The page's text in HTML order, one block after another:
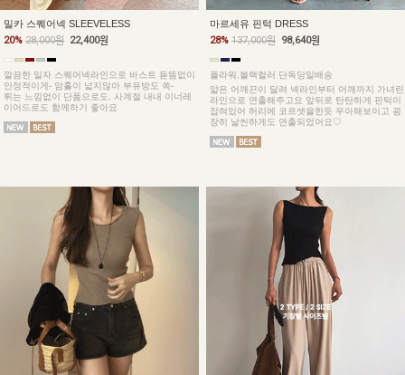
밀카 스퀘어넥 SLEEVELESS
20% 28,000원 22,400원
깔끔한 일자 스퀘어넥라인으로 바스트 듣뜸없이
안정적이게- 암홀이 넓지않아 부유방도 쏙-
튀는 느낌없이 단품으로도, 사계절 내내 이너레
이어드로도 함께하기 좋아요
마르세유 핀턱 DRESS
28% 137,000원 98,640원
플라워,블랙컬러 단독당일배송
얇은 어깨끈이 달려 넥라인부터 어깨까지 가녀린
라인으로 연출해주고요 앞뒤로 탄탄하게 핀턱이
잡혀있어 허리에 코르셋을한듯 우아해보이고 굉
장히 날씬하게도 연출되었어요♡